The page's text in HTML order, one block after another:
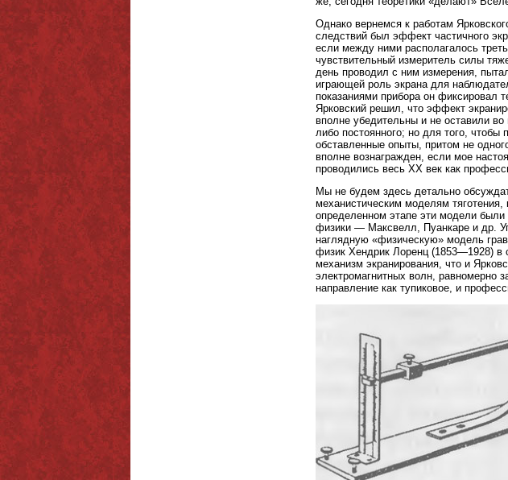
Однако вернемся к работам
следствий был эффект частичного
если между ними располагалось
чувствительный измеритель силы
день проводил с ним измерения,
играющей роль экрана для
показаниями прибора он фиксировал
Ярковский решил, что эффект
вполне убедительны и не оставили
либо постоянного; но для того,
обставленные опыты, притом не
вполне вознагражден, если мое
проводились весь XX век как
Мы не будем здесь детально
механистическим моделям
определенном этапе эти модели были
физики — Максвелл, Пуанкаре и др.
наглядную «физическую» модель
физик Хендрик Лоренц (1853—1928) в
механизм экранирования, что и
электромагнитных волн, равномерно
направление как тупиковое, и